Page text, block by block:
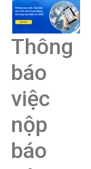
Thông
báo
việc
nộp
báo